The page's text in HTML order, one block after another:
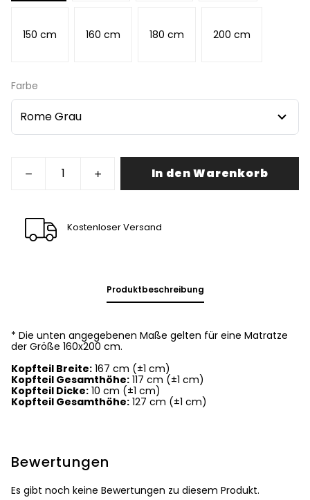
150 cm 160 cm 180 cm 200 cm
Farbe
In den Warenkorb
Kostenloser Versand
Produktbeschreibung
* Die unten angegebenen Maße gelten für eine Matratze
der Größe 160x200 cm.
Kopfteil Breite: 167 cm (±1 cm)
Kopfteil Gesamthöhe: 117 cm (±1 cm)
Kopfteil Dicke: 10 cm (±1 cm)
Kopfteil Gesamthöhe: 127 cm (±1 cm)
Bewertungen
Es gibt noch keine Bewertungen zu diesem Produkt.